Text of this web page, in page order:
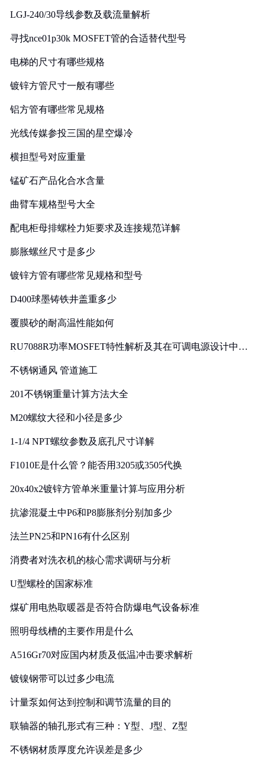
LGJ-240/30导线参数及载流量解析
寻找nce01p30k MOSFET管的合适替代型号
电梯的尺寸有哪些规格
镀锌方管尺寸一般有哪些
铝方管有哪些常见规格
光线传媒参投三国的星空爆冷
横担型号对应重量
锰矿石产品化合水含量
曲臂车规格型号大全
配电柜母排螺栓力矩要求及连接规范详解
膨胀螺丝尺寸是多少
镀锌方管有哪些常见规格和型号
D400球墨铸铁井盖重多少
覆膜砂的耐高温性能如何
RU7088R功率MOSFET特性解析及其在可调电源设计中的
不锈钢通风 管道施工
201不锈钢重量计算方法大全
M20螺纹大径和小径是多少
1-1/4 NPT螺纹参数及底孔尺寸详解
F1010E是什么管？能否用3205或3505代换
20x40x2镀锌方管单米重量计算与应用分析
抗渗混凝土中P6和P8膨胀剂分别加多少
法兰PN25和PN16有什么区别
消费者对洗衣机的核心需求调研与分析
U型螺栓的国家标准
煤矿用电热取暖器是否符合防爆电气设备标准
照明母线槽的主要作用是什么
A516Gr70对应国内材质及低温冲击要求解析
镀镍钢带可以过多少电流
计量泵如何达到控制和调节流量的目的
联轴器的轴孔形式有三种：Y型、J型、Z型
不锈钢材质厚度允许误差是多少